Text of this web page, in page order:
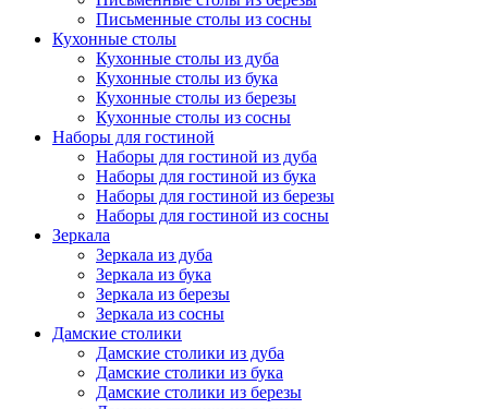
Письменные столы из сосны
Кухонные столы
Кухонные столы из дуба
Кухонные столы из бука
Кухонные столы из березы
Кухонные столы из сосны
Наборы для гостиной
Наборы для гостиной из дуба
Наборы для гостиной из бука
Наборы для гостиной из березы
Наборы для гостиной из сосны
Зеркала
Зеркала из дуба
Зеркала из бука
Зеркала из березы
Зеркала из сосны
Дамские столики
Дамские столики из дуба
Дамские столики из бука
Дамские столики из березы